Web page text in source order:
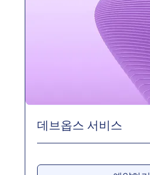
데브옵스 서비스